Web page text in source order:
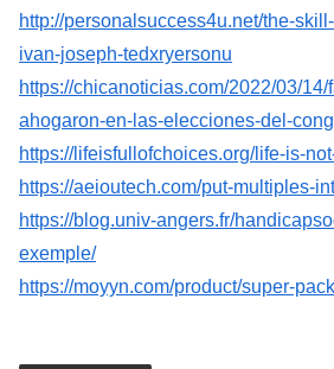
http://personalsuccess4u.net/the-
ivan-joseph-tedxryersonu
https://chicanoticias.com/2022/03/
ahogaron-en-las-elecciones-del-
https://lifeisfullofchoices.org/life-is-
https://aeioutech.com/put-multiples-
https://blog.univ-angers.fr/
exemple/
https://moyyn.com/product/super-